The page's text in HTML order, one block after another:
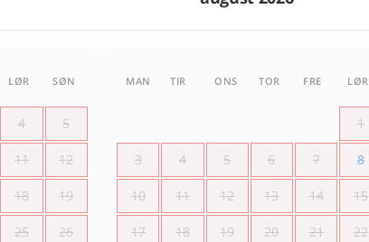
LØR SØN
4 5
11 12
18 19
25 26
MAN TIR ONS TOR FRE LØR
1
3 4 5 6 7 8
10 11 12 13 14 15
17 18 19 20 21 22